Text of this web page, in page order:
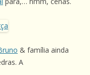
& família ainda
A